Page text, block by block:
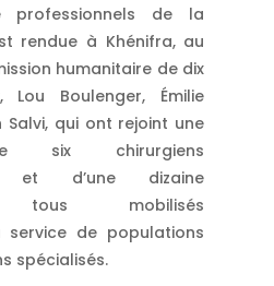
professionnels de la
rendue à Khénifra, au
humanitaire de dix
Lou Boulenger, Émilie
Salvi, qui ont rejoint une
six chirurgiens
et d’une dizaine
tous mobilisés
service de populations
spécialisés.